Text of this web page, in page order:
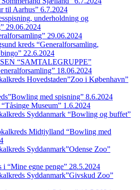
til Aarhus” 6.7.2024
underholdning og
29.06.2024
29.06.2024
kreds “Generalforsamling,
22.6.2024
“SAMTALEGRUPPE”
18.06.2024
Hovedstaden”Zoo i København”
med spisning” 8.6.2024
Museum” 1.6.2024
Syddanmark “Bowling og buffet”
Midtjylland “Bowling med
Syddanmark”Odense Zoo”
i “Mine egne penge” 28.5.2024
Syddanmark”Givskud Zoo”